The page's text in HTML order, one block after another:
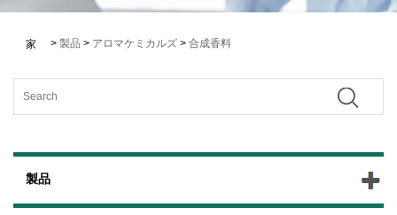
家 > 製品 > アロマケミカルズ > 合成香料
製品